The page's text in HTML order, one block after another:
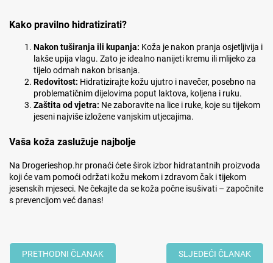
Kako pravilno hidratizirati?
Nakon tuširanja ili kupanja: Koža je nakon pranja osjetljivija i
lakše upija vlagu. Zato je idealno nanijeti kremu ili mlijeko za
tijelo odmah nakon brisanja.
Redovitost: Hidratizirajte kožu ujutro i navečer, posebno na
problematičnim dijelovima poput laktova, koljena i ruku.
Zaštita od vjetra: Ne zaboravite na lice i ruke, koje su tijekom
jeseni najviše izložene vanjskim utjecajima.
Vaša koža zaslužuje najbolje
Na Drogerieshop.hr pronaći ćete širok izbor hidratantnih proizvoda
koji će vam pomoći održati kožu mekom i zdravom čak i tijekom
jesenskih mjeseci. Ne čekajte da se koža počne isušivati – započnite
s prevencijom već danas!
PRETHODNI ČLANAK SLJEDEĆI ČLANAK